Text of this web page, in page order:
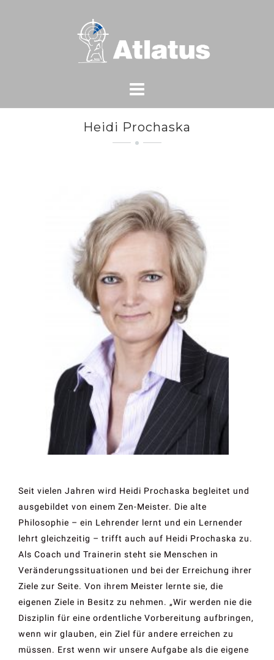
Heidi Prochaska
Seit vielen Jahren wird Heidi Prochaska begleitet und
ausgebildet von einem Zen-Meister. Die alte
Philosophie – ein Lehrender lernt und ein Lernender
lehrt gleichzeitig – trifft auch auf Heidi Prochaska zu.
Als Coach und Trainerin steht sie Menschen in
Veränderungssituationen und bei der Erreichung ihrer
Ziele zur Seite. Von ihrem Meister lernte sie, die
eigenen Ziele in Besitz zu nehmen. „Wir werden nie die
Disziplin für eine ordentliche Vorbereitung aufbringen,
wenn wir glauben, ein Ziel für andere erreichen zu
müssen. Erst wenn wir unsere Aufgabe als die eigene